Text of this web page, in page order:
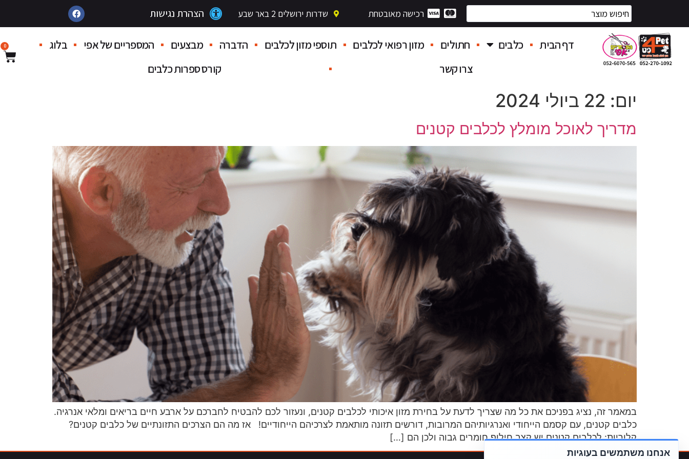
רכישה מאובטחת שדרות ירושלים 2 באר שבע הצהרת נגישות
דף הבית כלבים חתולים מזון רפואי לכלבים תוספי מזון לכלבים הדברה מבצעים המספריים של אפי
בלוג
צרו קשר
קורס ספרות כלבים
0
יום: 22 ביולי 2024
מדריך לאוכל מומלץ לכלבים קטנים
במאמר זה, נציג בפניכם את כל מה שצריך לדעת על בחירת מזון איכותי לכלבים קטנים, ונעזור לכם להבטיח לחברכם על ארבע חיים בריאים ומלאי אנרגיה.
כלבים קטנים, עם קסמם הייחודי ואנרגיותיהם המרובות, דורשים תזונה מותאמת לצרכיהם הייחודיים! אז מה הם הצרכים התזונתיים של כלבים קטנים?
קלוריות: לכלבים קטנים יש קצב חילוף חומרים גבוה ולכן הם […]
אנחנו משתמשים בעוגיות